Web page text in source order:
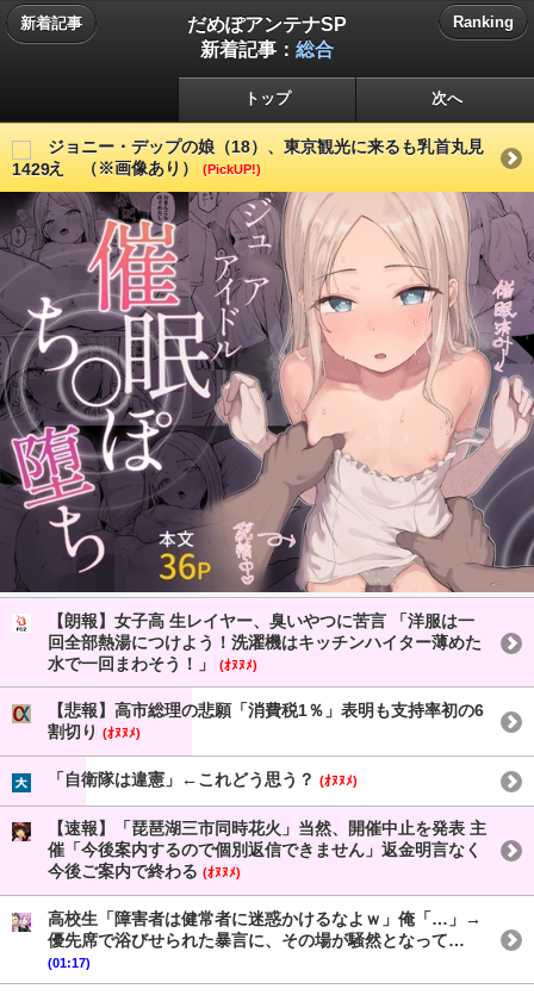
新着記事
だめぽアンテナSP
新着記事： 総合
Ranking
トップ 次へ
ジョニー・デップの娘（18）、東京観光に来るも乳首丸見
え （※画像あり）
(PickUP!)
【朗報】女子高 生レイヤー、臭いやつに苦言 「洋服は一
回全部熱湯につけよう！洗濯機はキッチンハイター薄めた
水で一回まわそう！」
(ｵﾇﾇﾒ)
【悲報】高市総理の悲願「消費税1％」表明も支持率初の6
割切り (ｵﾇﾇﾒ)
「自衛隊は違憲」←これどう思う？ (ｵﾇﾇﾒ)
【速報】「琵琶湖三市同時花火」当然、開催中止を発表 主
催「今後案内するので個別返信できません」返金明言なく
今後ご案内で終わる (ｵﾇﾇﾒ)
高校生「障害者は健常者に迷惑かけるなよｗ」俺「…」→
優先席で浴びせられた暴言に、その場が騒然となって…
(01:17)